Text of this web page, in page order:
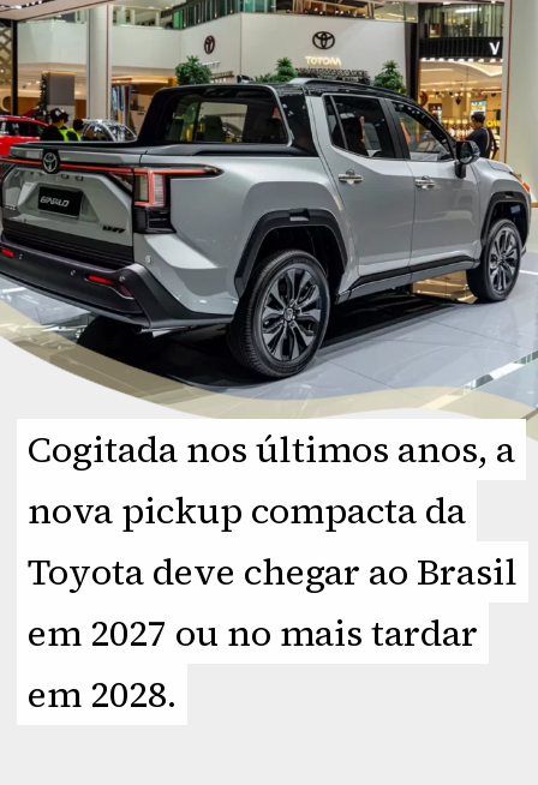
Cogitada nos últimos anos, a
nova pickup compacta da
Toyota deve chegar ao Brasil
em 2027 ou no mais tardar
em 2028.
Cogitada nos últimos anos, a
nova pickup compacta da
Toyota deve chegar ao Brasil
em 2027 ou no mais tardar
em 2028.